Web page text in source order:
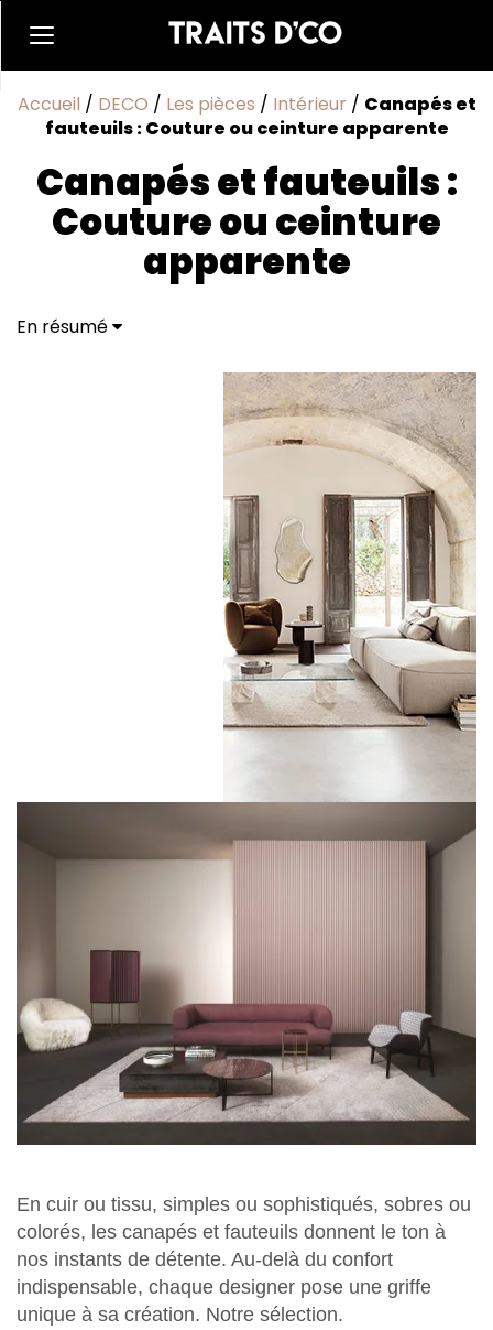
Accueil / DECO / Les pièces / Intérieur / Canapés et
fauteuils : Couture ou ceinture apparente
Canapés et fauteuils :
Couture ou ceinture
apparente
En résumé
En cuir ou tissu, simples ou sophistiqués, sobres ou
colorés, les canapés et fauteuils donnent le ton à
nos instants de détente. Au-delà du confort
indispensable, chaque designer pose une griffe
unique à sa création. Notre sélection.